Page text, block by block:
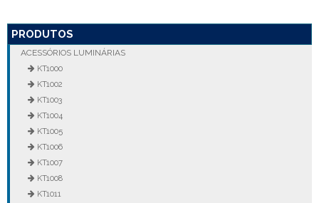
PRODUTOS
ACESSÓRIOS LUMINÁRIAS
KT1000
KT1002
KT1003
KT1004
KT1005
KT1006
KT1007
KT1008
KT1011